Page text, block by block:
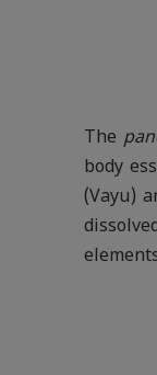
The
body
(Vayu)